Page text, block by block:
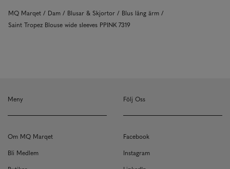
MQ Marqet Dam Blusar & Skjortor
Blus lång ärm
Saint Tropez Blouse wide sleeves PPINK 7319
Meny
Om MQ Marqet
Bli Medlem
Följ Oss
Facebook
Instagram